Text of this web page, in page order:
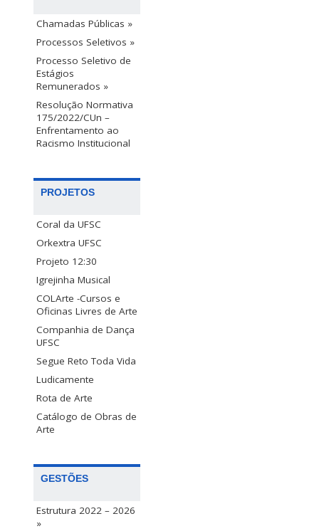
Chamadas Públicas »
Processos Seletivos »
Processo Seletivo de
Estágios
Remunerados »
Resolução Normativa
175/2022/CUn –
Enfrentamento ao
Racismo Institucional
PROJETOS
Coral da UFSC
Orkextra UFSC
Projeto 12:30
Igrejinha Musical
COLArte -Cursos e
Oficinas Livres de Arte
Companhia de Dança
UFSC
Segue Reto Toda Vida
Ludicamente
Rota de Arte
Catálogo de Obras de
Arte
GESTÕES
Estrutura 2022 – 2026
»